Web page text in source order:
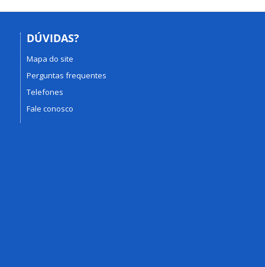
DÚVIDAS?
Mapa do site
Perguntas frequentes
Telefones
Fale conosco